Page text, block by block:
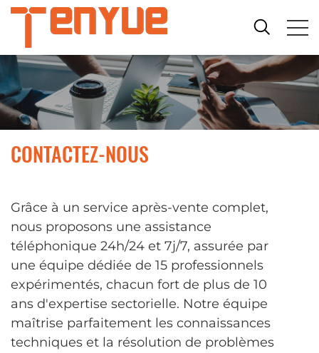
CONTACTEZ-NOUS
Grâce à un service après-vente complet,
nous proposons une assistance
téléphonique 24h/24 et 7j/7, assurée par
une équipe dédiée de 15 professionnels
expérimentés, chacun fort de plus de 10
ans d'expertise sectorielle. Notre équipe
maîtrise parfaitement les connaissances
techniques et la résolution de problèmes